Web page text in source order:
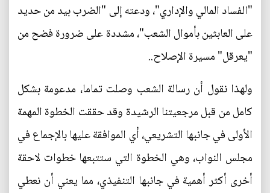
"الفساد المالي والإداري"، ودعته إلى "الضرب بيد من حديد
على العابثين بأموال الشعب"، مشددة على ضرورة فضح من
"يعرقل" مسيرة الإصلاح..
ولهذا نقول أن رسالة الشعب وصلت تماما، مدعومة بشكل
كامل من قبل مرجعيتنا الرشيدة وقد حققت الخطوة المهمة
الأولى في جانبها التشريعي، أي الموافقة عليها بالإجماع في
مجلس النواب، وهي الخطوة التي ستتبعها خطوات لاحقة
أخرى أكثر أهمية في جانبها التنفيذي، مما يعني أن نعطي